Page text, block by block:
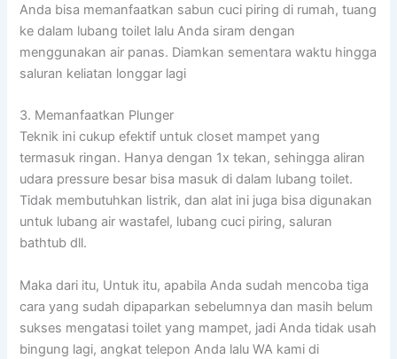
Anda bisa memanfaatkan sabun cuci piring di rumah, tuang
ke dalam lubang toilet lalu Anda siram dengan
menggunakan air panas. Diamkan sementara waktu hingga
saluran keliatan longgar lagi
3. Memanfaatkan Plunger
Teknik ini cukup efektif untuk closet mampet yang
termasuk ringan. Hanya dengan 1x tekan, sehingga aliran
udara pressure besar bisa masuk di dalam lubang toilet.
Tidak membutuhkan listrik, dan alat ini juga bisa digunakan
untuk lubang air wastafel, lubang cuci piring, saluran
bathtub dll.
Maka dari itu, Untuk itu, apabila Anda sudah mencoba tiga
cara yang sudah dipaparkan sebelumnya dan masih belum
sukses mengatasi toilet yang mampet, jadi Anda tidak usah
bingung lagi, angkat telepon Anda lalu WA kami di